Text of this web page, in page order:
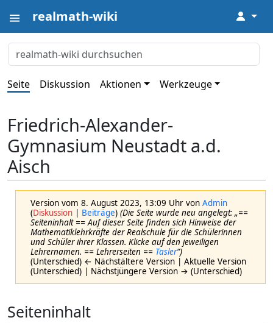
realmath-wiki ↓
Seite Diskussion Aktionen Werkzeuge
Friedrich-Alexander-
Gymnasium Neustadt a.d.
Aisch
Version vom 8. August 2023, 13:09 Uhr vonAdmin
(Diskussion | Beiträge) (Die Seite wurde neu angelegt: „==
Seiteninhalt == Auf dieser Seite finden sich Hinweise der
Mathematiklehrkräfte der Realschule für die Schülerinnen
und Schüler ihrer Klassen. Klicke auf den jeweiligen
Lehrernamen. == Lehrerseiten == Tasler“)
(Unterschied) ← Nächstältere Version | Aktuelle Version
(Unterschied) | Nächstjüngere Version → (Unterschied)
Seiteninhalt